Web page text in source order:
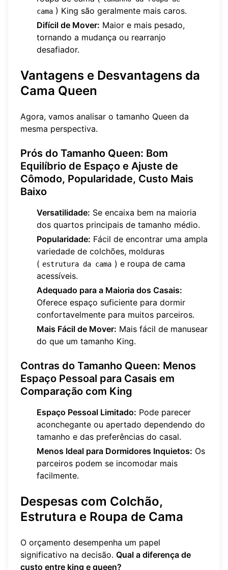
cama ) King são geralmente mais caros.
Difícil de Mover: Maior e mais pesado,
tornando a mudança ou rearranjo
desafiador.
Vantagens e Desvantagens da
Cama Queen
Agora, vamos analisar o tamanho Queen da
mesma perspectiva.
Prós do Tamanho Queen: Bom
Equilíbrio de Espaço e Ajuste de
Cômodo, Popularidade, Custo Mais
Baixo
Versatilidade: Se encaixa bem na maioria
dos quartos principais de tamanho médio.
Popularidade: Fácil de encontrar uma ampla
variedade de colchões, molduras
( estrutura da cama ) e roupa de cama
acessíveis.
Adequado para a Maioria dos Casais:
Oferece espaço suficiente para dormir
confortavelmente para muitos parceiros.
Mais Fácil de Mover: Mais fácil de manusear
do que um tamanho King.
Contras do Tamanho Queen: Menos
Espaço Pessoal para Casais em
Comparação com King
Espaço Pessoal Limitado: Pode parecer
aconchegante ou apertado dependendo do
tamanho e das preferências do casal.
Menos Ideal para Dormidores Inquietos: Os
parceiros podem se incomodar mais
facilmente.
Despesas com Colchão,
Estrutura e Roupa de Cama
O orçamento desempenha um papel
significativo na decisão. Qual a diferença de
custo entre king e queen?